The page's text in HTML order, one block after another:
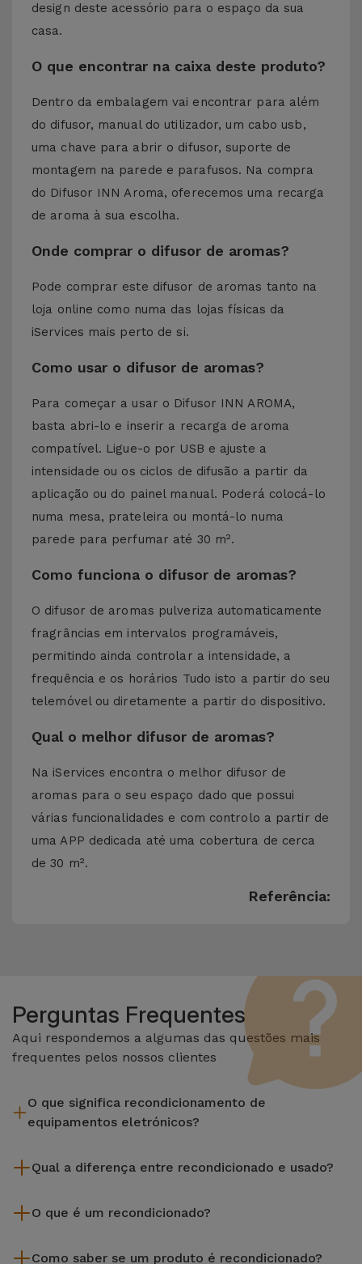
design deste acessório para o espaço da sua
casa.
O que encontrar na caixa deste produto?
Dentro da embalagem vai encontrar para além
do difusor, manual do utilizador, um cabo usb,
uma chave para abrir o difusor, suporte de
montagem na parede e parafusos. Na compra
do Difusor INN Aroma, oferecemos uma recarga
de aroma à sua escolha.
Onde comprar o difusor de aromas?
Pode comprar este difusor de aromas tanto na
loja online como numa das lojas físicas da
iServices mais perto de si.
Como usar o difusor de aromas?
Para começar a usar o Difusor INN AROMA,
basta abri-lo e inserir a recarga de aroma
compatível. Ligue-o por USB e ajuste a
intensidade ou os ciclos de difusão a partir da
aplicação ou do painel manual. Poderá colocá-lo
numa mesa, prateleira ou montá-lo numa
parede para perfumar até 30 m².
Como funciona o difusor de aromas?
O difusor de aromas pulveriza automaticamente
fragrâncias em intervalos programáveis,
permitindo ainda controlar a intensidade, a
frequência e os horários Tudo isto a partir do seu
telemóvel ou diretamente a partir do dispositivo.
Qual o melhor difusor de aromas?
Na iServices encontra o melhor difusor de
aromas para o seu espaço dado que possui
várias funcionalidades e com controlo a partir de
uma APP dedicada até uma cobertura de cerca
de 30 m².
Referência:
Perguntas Frequentes
Aqui respondemos a algumas das questões mais
frequentes pelos nossos clientes
O que significa recondicionamento de
equipamentos eletrónicos?
limpeza sem esquecer a reparação de algum componente
recondicionados da Services passam por vários e rigorosos
Qual a diferença entre recondicionado e usado?
e preparados por técnicos especializados para assegurar o
usado, um equipamento recondicionado da iServices oferece
O que é um recondicionado?
que foi pouco ou nada utilizado. Pode ter sido expostos em
Como saber se um produto é recondicionado?